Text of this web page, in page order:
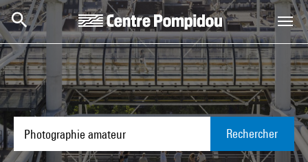
Aller au contenu principal
Centre Pompidou
Rechercher